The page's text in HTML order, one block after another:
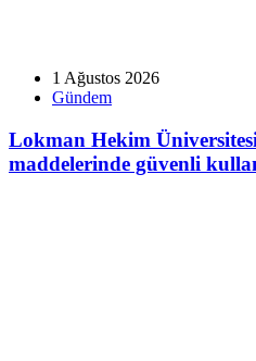
1 Ağustos 2026
Gündem
Lokman Hekim
maddelerinde güvenli